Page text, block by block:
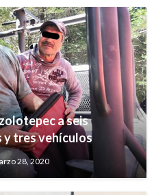
a seis
tres vehículos
28, 2020